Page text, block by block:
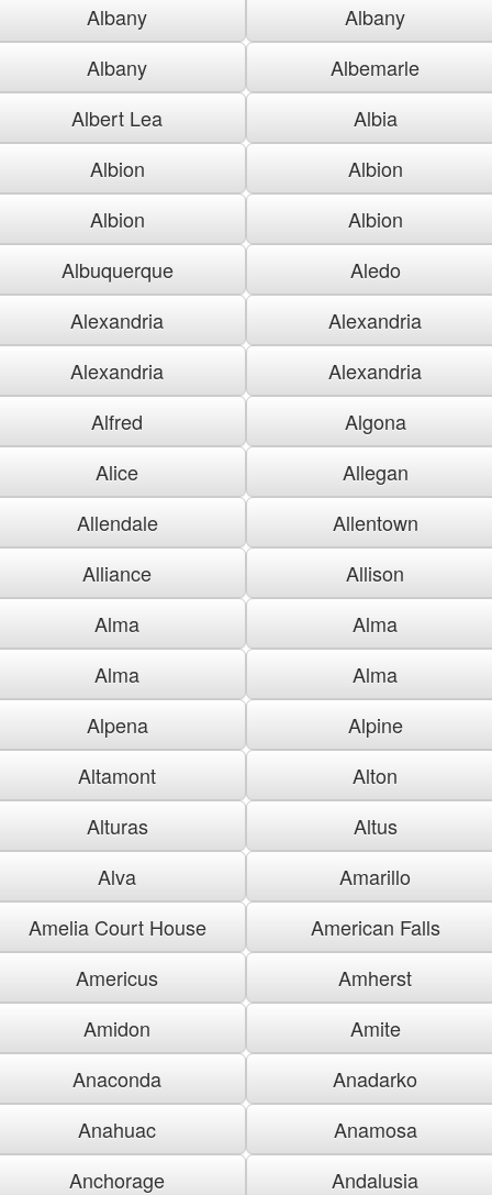
Albany
Albany
Albany
Albemarle
Albert Lea
Albia
Albion
Albion
Albion
Albion
Albuquerque
Aledo
Alexandria
Alexandria
Alexandria
Alexandria
Alfred
Algona
Alice
Allegan
Allendale
Allentown
Alliance
Allison
Alma
Alma
Alma
Alma
Alpena
Alpine
Altamont
Alton
Alturas
Altus
Alva
Amarillo
Amelia Court House
American Falls
Americus
Amherst
Amidon
Amite
Anaconda
Anadarko
Anahuac
Anamosa
Anchorage
Andalusia